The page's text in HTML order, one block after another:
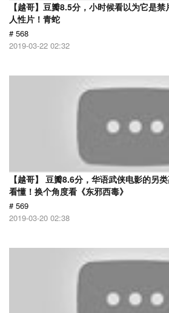
【越哥】豆瓣8.5分，小时候看以为它是
人性片！青蛇
# 568
2019-03-22 02:32
【越哥】 豆瓣8.6分，华语武侠电影的另
看懂！换个角度看《东邪西毒》
# 569
2019-03-20 02:38